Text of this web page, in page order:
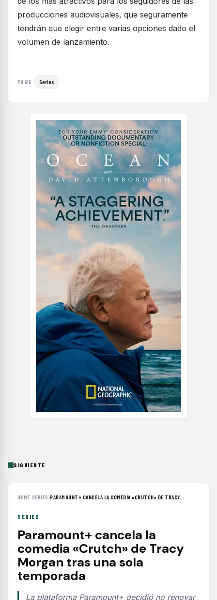
producciones audiovisuales, que seguramente
tendrán que elegir entre varias opciones dado el
volumen de lanzamiento.
TAGS Series
SIGUIENTE
HOME› SERIES ›PARAMOUNT+ CANCELA LA COMEDIA «CRUTCH» DE TRACY...
SERIES
Paramount+ cancela la
comedia «Crutch» de Tracy
Morgan tras una sola
temporada
La plataforma Paramount+ decidió no renovar